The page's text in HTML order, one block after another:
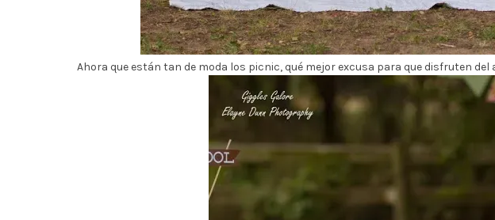
Ahora que están tan de moda los picnic, qué mejor excusa para que disfruten del